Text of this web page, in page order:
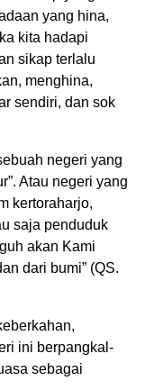
yang hina,
kita hadapi
sikap terlalu
menghina,
sendiri, dan sok
negeri yang
Atau negeri yang
kertoraharjo,
saja penduduk
akan Kami
dari bumi” (QS.
ini berpangkal-
sebagai